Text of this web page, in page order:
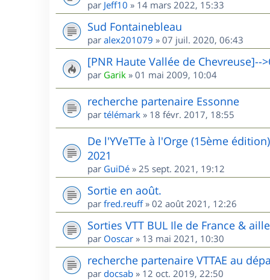
par Jeff10 » 14 mars 2022, 15:33
Sud Fontainebleau
par alex201079 » 07 juil. 2020, 06:43
[PNR Haute Vallée de
par Garik » 01 mai 2009, 10:04
recherche partenaire Essonne
par télémark » 18 févr. 2017, 18:55
De l'YVeTTe à l'Orge (15ème
2021
par GuiDé » 25 sept. 2021, 19:12
Sortie en août.
par fred.reuff» 02 août 2021, 12:26
Sorties VTT BUL Ile de France &
par Ooscar » 13 mai 2021, 10:30
recherche partenaire VTTAE au
par docsab » 12 oct. 2019, 22:50